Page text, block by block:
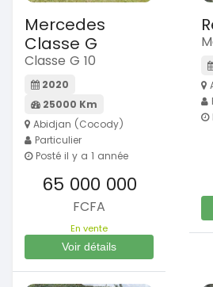
Mercedes
Classe G
Classe G 10
2020
25000 Km
Abidjan (Cocody)
Particulier
Posté il y a 1 année
65 000 000
FCFA
En vente
Voir détails